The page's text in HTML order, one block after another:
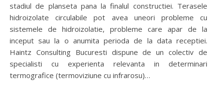
stadiul de planseta pana la finalul constructiei. Terasele
hidroizolate circulabile pot avea uneori probleme cu
sistemele de hidroizolatie, probleme care apar de la
inceput sau la o anumita perioda de la data receptiei.
Haintz Consulting Bucuresti dispune de un colectiv de
specialisti cu experienta relevanta in determinari
termografice (termoviziune cu infrarosu)…